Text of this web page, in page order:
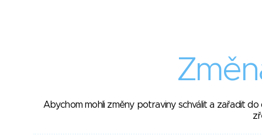
Abychom mohli změny potraviny schválit a zařadit